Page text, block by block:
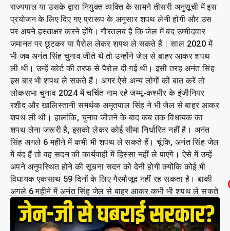
राज्यपाल या उसके द्वारा नियुक्त व्यक्ति के सामने तीसरी अनुसूची में इस
प्रयोजन के लिए दिए गए प्रारूप के अनुसार शपथ लेनी होगी और उस
पर अपने हस्ताक्षर करने होंगे। गौरतलब है कि जेल में बंद उम्मीदवार
जमानत पर छूटकर या पैरोल लेकर शपथ ले सकते हैं। साल 2020 में
भी जब अनंत सिंह चुनाव जीते थे तो उन्होंने जेल से बाहर आकर शपथ
ली थी। उन्हें कोर्ट की तरफ से पैरोल दी गई थी। इसी तरह अनंत सिंह
इस बार भी शपथ ले सकते हैं। अगर ऐसे अन्य लोगों की बात करें तो
लोकसभा चुनाव 2024 में चर्चित नाम रहे जम्मू-कश्मीर के इंजीनियर
रशीद और खालिस्तानी समर्थक अमृतपाल सिंह ने भी जेल से बाहर आकर
शपथ ली थी। हालांकि, चुनाव जीतने के बाद कब तक विधायक का
शपथ लेना जरूरी है, इसको लेकर कोई सीमा निर्धारित नहीं है। अनंत
सिंह अगले 6 महीने में कभी भी शपथ ले सकते हैं। चूंकि, अनंत सिंह जेल
में बंद हैं तो वह सदन की कार्यवाही में हिस्सा नहीं ले पाएंगे। ऐसे में उन्हें
अपने अनुपस्थित होने की सूचना सदन को देनी होगी क्योंकि कोई भी
विधायक एकसाथ 59 दिनों के लिए गैरमौजूद नहीं रह सकता है। बाकी
अगले 6 महीने में अनंत सिंह जेल से बाहर आकर कभी भी शपथ ले सकते
हैं।
Related Post